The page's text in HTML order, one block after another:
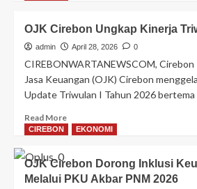
Kota
Cirebon
Perkuat
Kompetensi
ASN
melalui
Keuangan
OJK Cirebon Ungkap Kinerja
admin April 28, 2026 0
CIREBONWARTANEWSCOM,
Jasa Keuangan (OJK) Cirebon
Update Triwulan I Tahun 2026 bertema
Read MoreRead
more
Cirebon
Ungkap
CIREBON EKONOMI
OJK Cirebon Dorong Inklusi
Melalui PKU Akbar PNM 2026